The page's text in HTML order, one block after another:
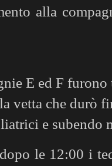
alla
E ed F furono
vetta che durò
e subendo
le 12:00 i